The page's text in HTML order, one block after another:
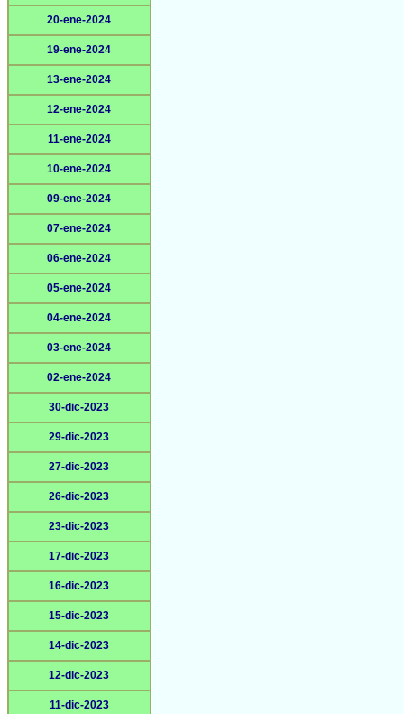
20-ene-2024
19-ene-2024
13-ene-2024
12-ene-2024
11-ene-2024
10-ene-2024
09-ene-2024
07-ene-2024
06-ene-2024
05-ene-2024
04-ene-2024
03-ene-2024
02-ene-2024
30-dic-2023
29-dic-2023
27-dic-2023
26-dic-2023
23-dic-2023
17-dic-2023
16-dic-2023
15-dic-2023
14-dic-2023
12-dic-2023
11-dic-2023